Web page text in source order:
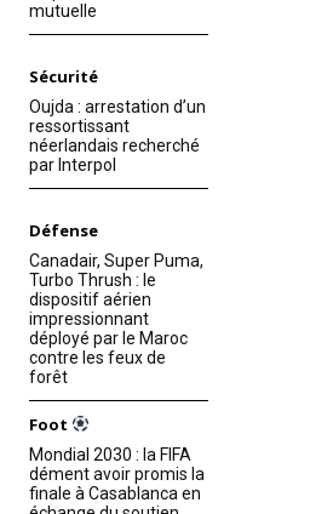
mutuelle
Sécurité
Oujda : arrestation d’un
ressortissant
néerlandais recherché
par Interpol
Défense
Canadair, Super Puma,
Turbo Thrush : le
dispositif aérien
impressionnant
déployé par le Maroc
contre les feux de
forêt
Foot
Mondial 2030 : la FIFA
dément avoir promis la
finale à Casablanca en